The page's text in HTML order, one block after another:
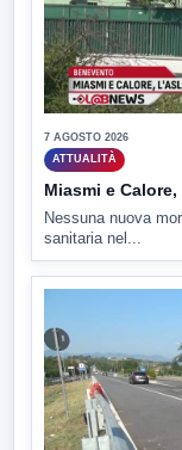
7 AGOSTO 2026
ATTUALITÀ
Miasmi e
Nessuna nuova
sanitaria nel...